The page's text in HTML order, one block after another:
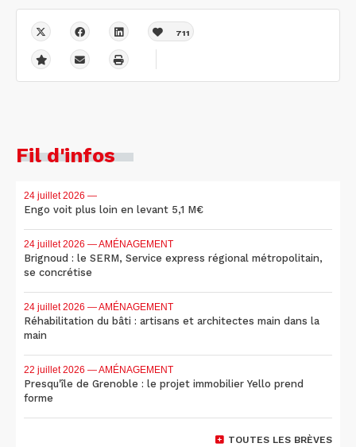
711
Fil d'infos
24 juillet 2026 —
Engo voit plus loin en levant 5,1 M€
24 juillet 2026 — AMÉNAGEMENT
Brignoud : le SERM, Service express régional métropolitain,
se concrétise
24 juillet 2026 — AMÉNAGEMENT
Réhabilitation du bâti : artisans et architectes main dans la
main
22 juillet 2026 — AMÉNAGEMENT
Presqu'île de Grenoble : le projet immobilier Yello prend
forme
TOUTES LES BRÈVES